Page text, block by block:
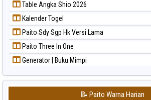
Table Angka Shio 2026
Kalender Togel
Paito Sdy Sgp Hk Versi Lama
Paito Three In One
Generator | Buku Mimpi
📝 Paito Warna Harian